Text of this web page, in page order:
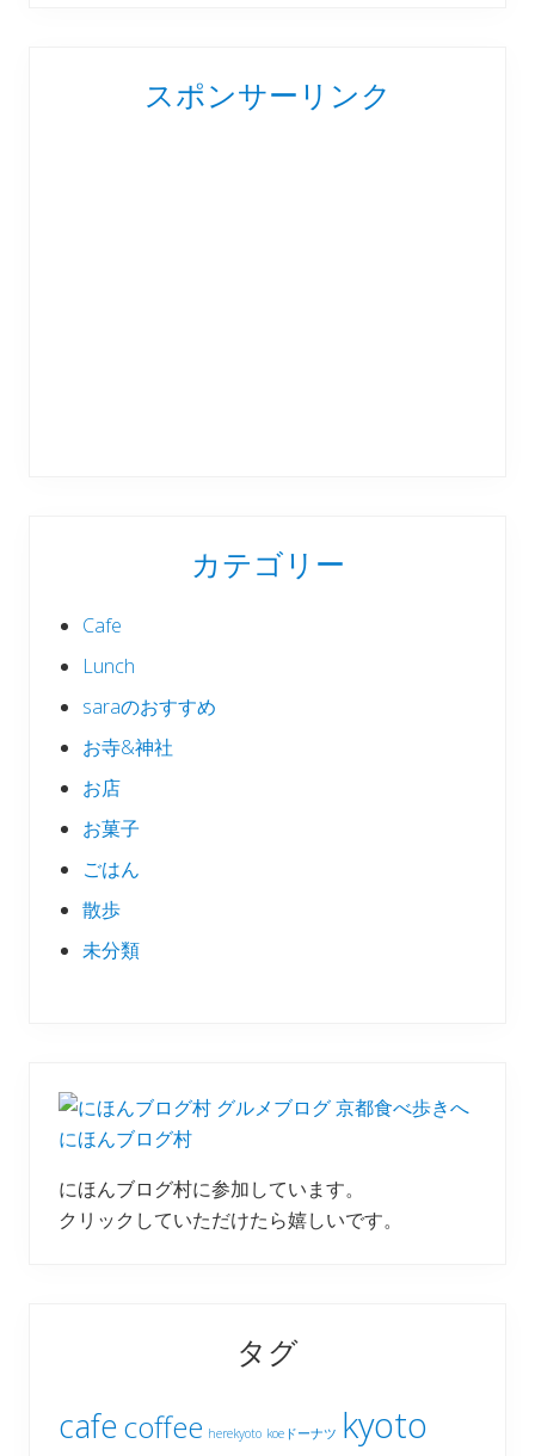
スポンサーリンク
カテゴリー
Cafe
Lunch
saraのおすすめ
お寺&神社
お店
お菓子
ごはん
散歩
未分類
にほんブログ村
にほんブログ村に参加しています。
クリックしていただけたら嬉しいです。
タグ
cafe coffee herekyoto koeドーナツ kyoto